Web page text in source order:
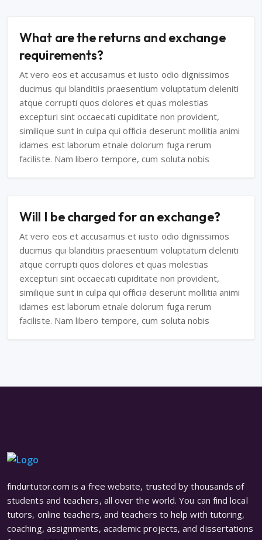
What are the returns and exchange
requirements?
At vero eos et accusamus et iusto odio dignissimos
ducimus qui blanditiis praesentium voluptatum deleniti
atque corrupti quos dolores et quas molestias
excepturi sint occaecati cupiditate non provident,
similique sunt in culpa qui officia deserunt mollitia animi
idames est laborum etnale dolorum fuga rerum
faciliste. Nam libero tempore, cum soluta nobis
Will I be charged for an exchange?
At vero eos et accusamus et iusto odio dignissimos
ducimus qui blanditiis praesentium voluptatum deleniti
atque corrupti quos dolores et quas molestias
excepturi sint occaecati cupiditate non provident,
similique sunt in culpa qui officia deserunt mollitia animi
idames est laborum etnale dolorum fuga rerum
faciliste. Nam libero tempore, cum soluta nobis
findurtutor.com is a free website, trusted by thousands of
students and teachers, all over the world. You can find local
tutors, online teachers, and teachers to help with tutoring,
coaching, assignments, academic projects, and dissertations